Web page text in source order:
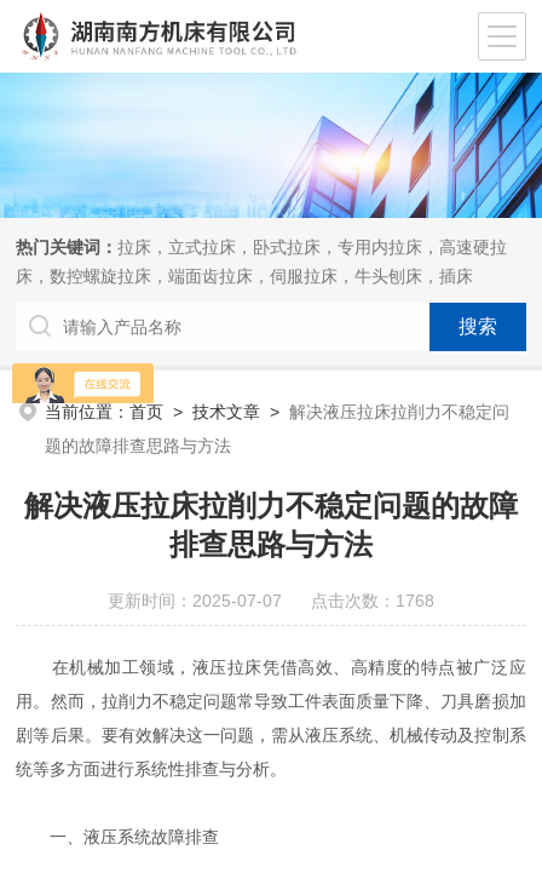
热门关键词：拉床，立式拉床，卧式拉床，专用内拉床，高速硬拉
床，数控螺旋拉床，端面齿拉床，伺服拉床，牛头刨床，插床
当前位置：首页 >技术文章 >解决液压拉床拉削力不稳定问
题的故障排查思路与方法
解决液压拉床拉削力不稳定问题的故障
排查思路与方法
更新时间：2025-07-07 点击次数：1768
在机械加工领域，液压拉床凭借高效、高精度的特点被广泛应
用。然而，拉削力不稳定问题常导致工件表面质量下降、刀具磨损加
剧等后果。要有效解决这一问题，需从液压系统、机械传动及控制系
统等多方面进行系统性排查与分析。
一、液压系统故障排查